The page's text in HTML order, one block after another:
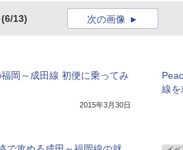
(6/13) 次の画像
岡～成田線 初便に乗ってみ
2015年3月30日
線を